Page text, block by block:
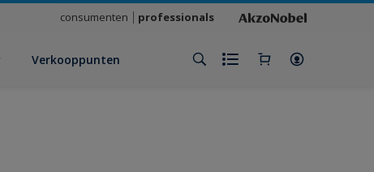
consumenten professionals
Verkooppunten